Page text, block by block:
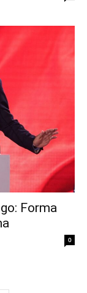
Forma
0